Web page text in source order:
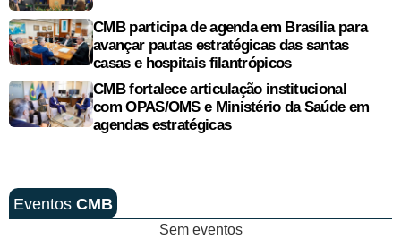
CMB participa de agenda em Brasília para
avançar pautas estratégicas das santas
casas e hospitais filantrópicos
CMB fortalece articulação institucional
com OPAS/OMS e Ministério da Saúde em
agendas estratégicas
Eventos CMB
Sem eventos